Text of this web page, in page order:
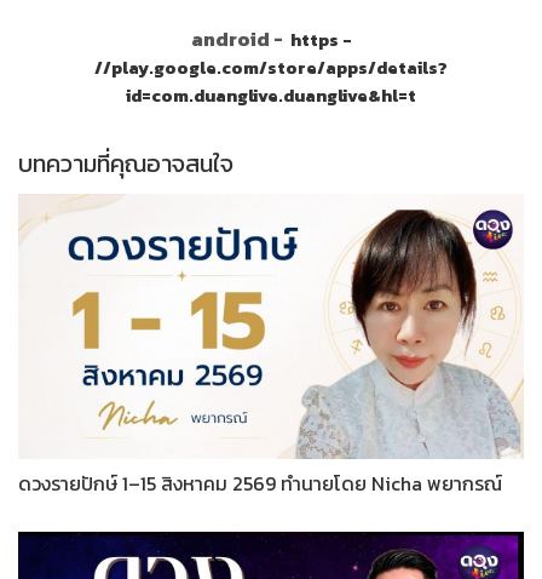
android - https -
//play.google.com/store/apps/details?
id=com.duanglive.duanglive&hl=t
บทความที่คุณอาจสนใจ
ดวงรายปักษ์ 1–15 สิงหาคม 2569 ทำนายโดย Nicha พยากรณ์